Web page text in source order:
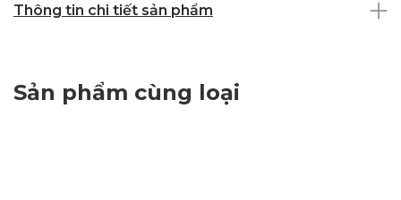
Thông tin chi tiết sản phẩm
Sản phẩm cùng loại